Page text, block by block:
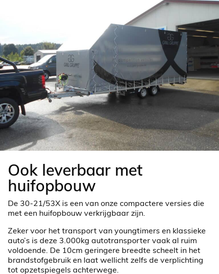
Ook leverbaar met
huifopbouw
De 30-21/53X is een van onze compactere versies die
met een huifopbouw verkrijgbaar zijn.
Zeker voor het transport van youngtimers en klassieke
auto’s is deze 3.000kg autotransporter vaak al ruim
voldoende. De 10cm geringere breedte scheelt in het
brandstofgebruik en laat wellicht zelfs de verplichting
tot opzetspiegels achterwege.